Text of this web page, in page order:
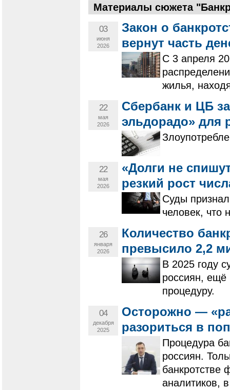
Материалы сюжета
03
июня
2026
Закон о
вернут часть
С 3 апреля
жилья,
22
мая
2026
Сбербанк и ЦБ
эльдорадо» для
22
мая
2026
«Долги не
резкий рост
Суды
человек, что
26
января
2026
Количество
превысило 2,2
В 2025 году
россиян, ещё
процедуру.
04
декабря
2025
Осторожно —
разориться в
Процедура
россиян.
банкротстве
аналитиков,